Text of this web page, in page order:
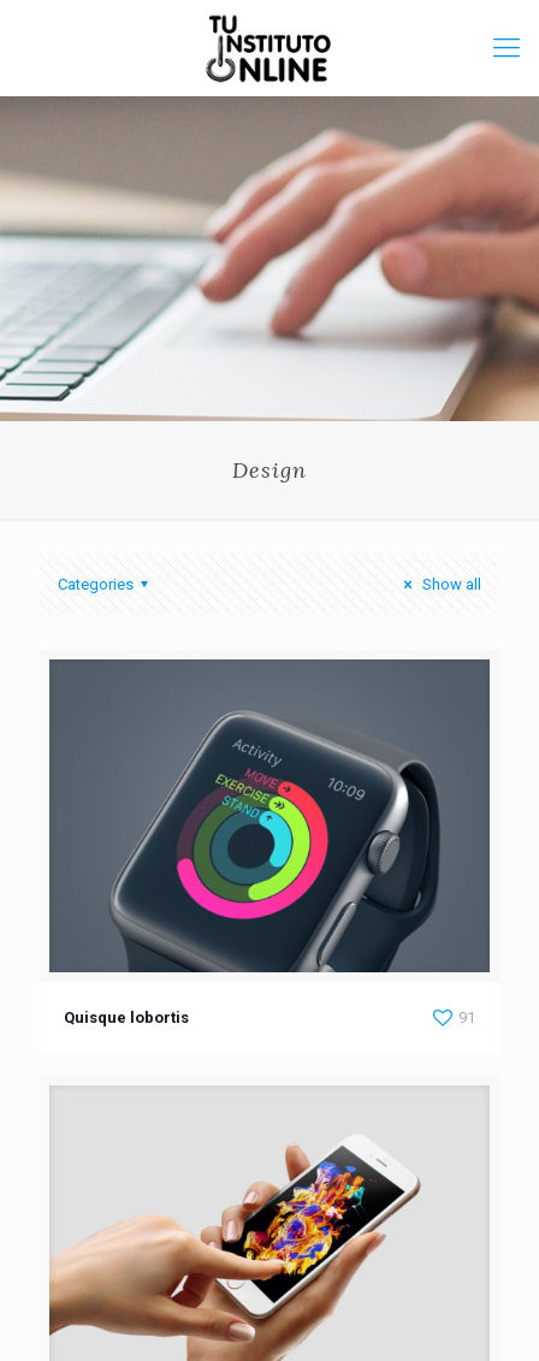
Design
Categories Show all
Quisque lobortis 91